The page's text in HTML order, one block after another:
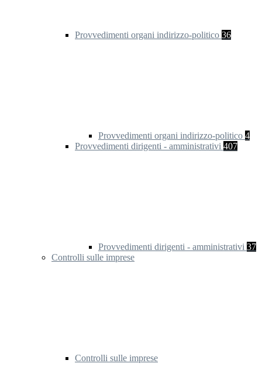
Provvedimenti organi indirizzo-politico 36
Provvedimenti organi indirizzo-politico 4
Provvedimenti dirigenti - amministrativi 407
Provvedimenti dirigenti - amministrativi 37
Controlli sulle imprese
Controlli sulle imprese